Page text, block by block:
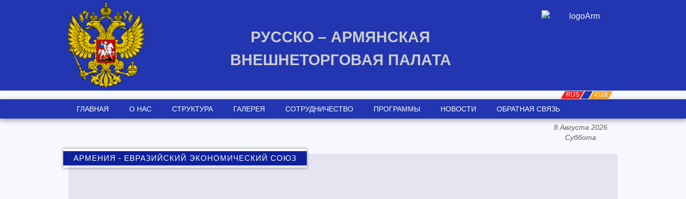
РУССКО – АРМЯНСКАЯ
ВНЕШНЕТОРГОВАЯ ПАЛАТА
ՀԱՅ
ORG
RUS
ГЛАВНАЯ О НАС СТРУКТУРА ГАЛЕРЕЯ СОТРУДНИЧЕСТВО ПРОГРАММЫ НОВОСТИ ОБРАТНАЯ СВЯЗЬ
8 Августа 2026
Суббота
АРМЕНИЯ - ЕВРАЗИЙСКИЙ ЭКОНОМИЧЕСКИЙ СОЮЗ